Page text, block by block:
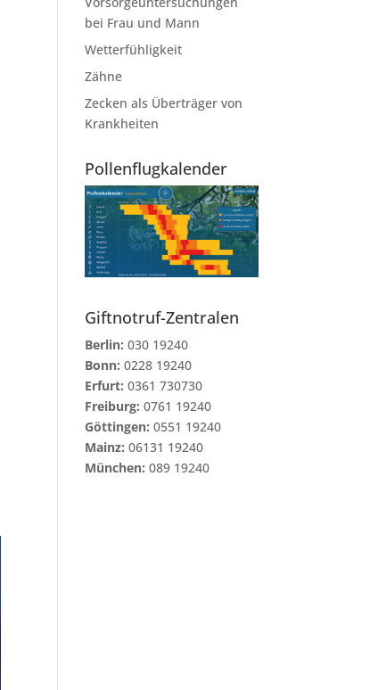
bei Frau und Mann
Wetterfühligkeit
Zähne
Zecken als Überträger von
Krankheiten
Pollenflugkalender
Giftnotruf-Zentralen
Berlin: 030 19240
Bonn: 0228 19240
Erfurt: 0361 730730
Freiburg: 0761 19240
Göttingen: 0551 19240
Mainz: 06131 19240
München: 089 19240